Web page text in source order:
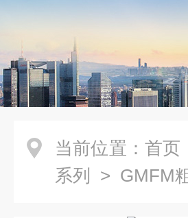
当前位置： 首页
系列
> GMFM